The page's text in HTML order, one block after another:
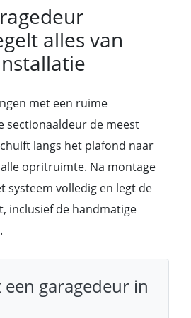
alles van
met een ruime
sectionaaldeur de meest
langs het plafond naar
opritruimte. Na montage
systeem volledig en legt de
inclusief de handmatige
een garagedeur in